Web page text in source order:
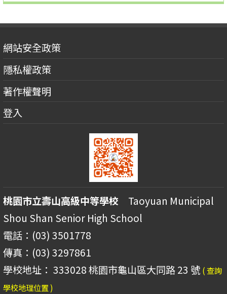
網站安全政策
隱私權政策
著作權聲明
登入
桃園市立壽山高級中等學校 Taoyuan Municipal
Shou Shan Senior High School
電話：(03) 3501778
傳真：(03) 3297861
學校地址： 333028 桃園市龜山區大同路 23 號 ( 查詢
學校地理位置 )